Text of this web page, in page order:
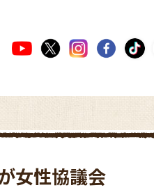
女性協議会